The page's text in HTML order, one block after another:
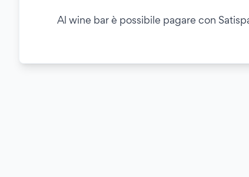
Al wine bar è possibile pagare con